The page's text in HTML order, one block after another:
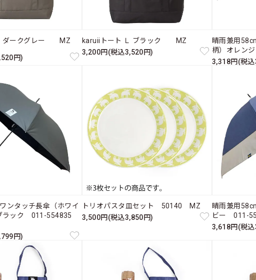
ダークグレー MZ
円)
karuiiトート Ｌ ブラック MZ
3,200円(税込3,520円)
晴雨兼用
柄）オレン
3,318円(税
ンタッチ長傘（ホワイ
ラック 011-554835
円)
トリオパスタ皿セット 50140 MZ
3,500円(税込3,850円)
晴雨兼用
ビー 011-
3,618円(税